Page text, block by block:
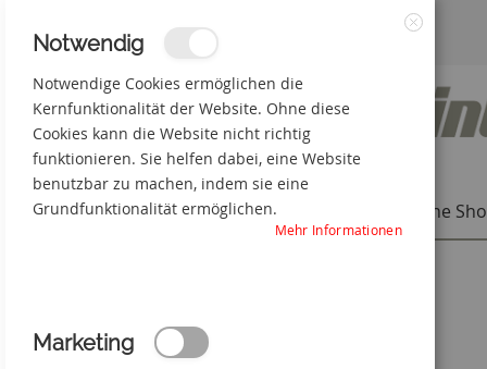
Inhalt
springen
3% Online-Rabatt +49(0) 50 66 98 09-0
Individuelle Produkte Online
Ende
Notwendig
Notwendige Cookies ermöglichen die
Kernfunktionalität der Website. Ohne diese
Cookies kann die Website nicht richtig
funktionieren. Sie helfen dabei, eine Website
benutzbar zu machen, indem sie eine
Grundfunktionalität ermöglichen.
Mehr Informationen
Marketing